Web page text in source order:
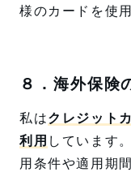
様のカードを使
８．海外保険
私はクレジット
利用 しています
用条件や適用期